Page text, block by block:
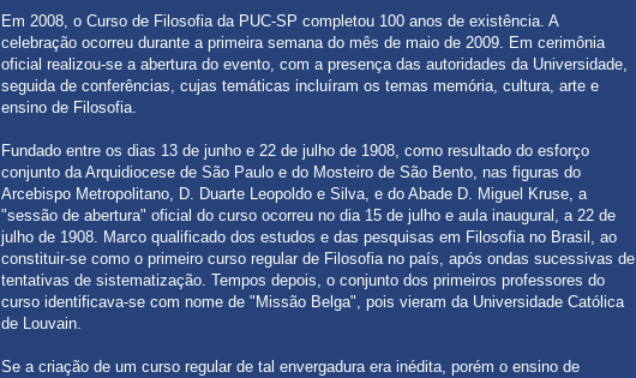
Em 2008, o Curso de Filosofia da PUC-SP completou 100 anos de existência. A
celebração ocorreu durante a primeira semana do mês de maio de 2009. Em cerimônia
oficial realizou-se a abertura do evento, com a presença das autoridades da Universidade,
seguida de conferências, cujas temáticas incluíram os temas memória, cultura, arte e
ensino de Filosofia.
Fundado entre os dias 13 de junho e 22 de julho de 1908, como resultado do esforço
conjunto da Arquidiocese de São Paulo e do Mosteiro de São Bento, nas figuras do
Arcebispo Metropolitano, D. Duarte Leopoldo e Silva, e do Abade D. Miguel Kruse, a
"sessão de abertura" oficial do curso ocorreu no dia 15 de julho e aula inaugural, a 22 de
julho de 1908. Marco qualificado dos estudos e das pesquisas em Filosofia no Brasil, ao
constituir-se como o primeiro curso regular de Filosofia no país, após ondas sucessivas de
tentativas de sistematização. Tempos depois, o conjunto dos primeiros professores do
curso identificava-se com nome de "Missão Belga", pois vieram da Universidade Católica
de Louvain.
Se a criação de um curso regular de tal envergadura era inédita, porém o ensino de